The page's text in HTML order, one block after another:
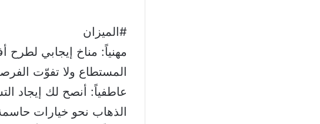
#الميزان
مهنياً: مناخ إيجابي لطرح
المستطاع ولا تفوّت
عاطفياً: أنصح لك إيجاد
الذهاب نحو خيارات